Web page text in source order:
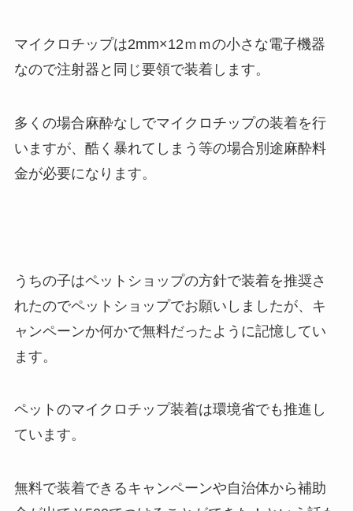
マイクロチップは2mm×12ｍｍの小さな電子機器
なので注射器と同じ要領で装着します。
多くの場合麻酔なしでマイクロチップの装着を行
いますが、酷く暴れてしまう等の場合別途麻酔料
金が必要になります。
うちの子はペットショップの方針で装着を推奨さ
れたのでペットショップでお願いしましたが、キ
ャンペーンか何かで無料だったように記憶してい
ます。
ペットのマイクロチップ装着は環境省でも推進し
ています。
無料で装着できるキャンペーンや自治体から補助